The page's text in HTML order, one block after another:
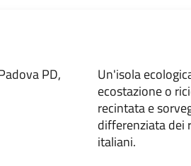
PD,
Un'isola
ecostazione o
recintata e
differenziata dei
italiani.